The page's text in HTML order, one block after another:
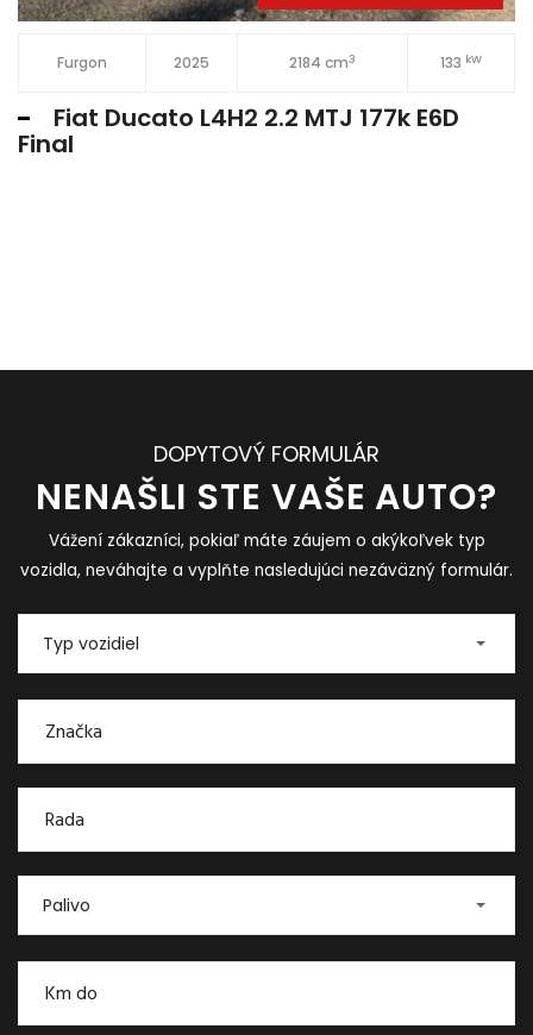
Furgon 2025 2184 cm3 133 kW
Fiat Ducato L4H2 2.2 MTJ 177k E6D
Final
DOPYTOVÝ FORMULÁR
NENAŠLI STE VAŠE AUTO?
Vážení zákazníci, pokiaľ máte záujem o akýkoľvek typ
vozidla, neváhajte a vyplňte nasledujúci nezáväzný formulár.
Typ vozidiel
Palivo